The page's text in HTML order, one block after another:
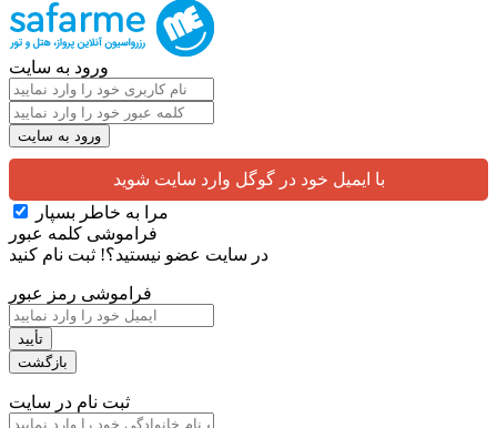
ورود به سایت
با ایمیل خود در گوگل وارد سایت شوید
مرا به خاطر بسپار
فراموشی کلمه عبور
در سایت عضو نیستید؟! ثبت نام کنید
فراموشی رمز عبور
ثبت نام در سایت